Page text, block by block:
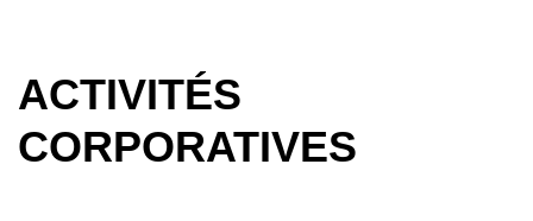
ACTIVITÉS
CORPORATIVES